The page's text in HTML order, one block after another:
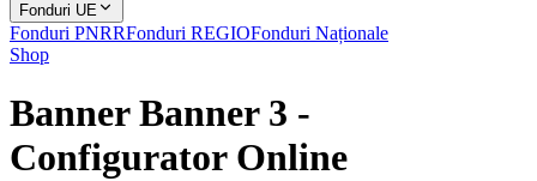
Fonduri UE
Fonduri PNRRFonduri REGIOFonduri Naționale
Shop
Banner Banner 3 -
Configurator Online